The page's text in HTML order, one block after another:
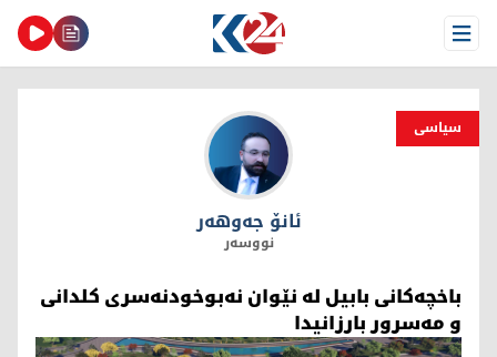
Open Menu
سیاسی
ئانۆ جەوهەر
ئانۆ جەوهەر
نووسەر
باخچەکانی بابیل لە نێوان نەبوخودنەسرى کلدانی
و مەسرور بارزانیدا